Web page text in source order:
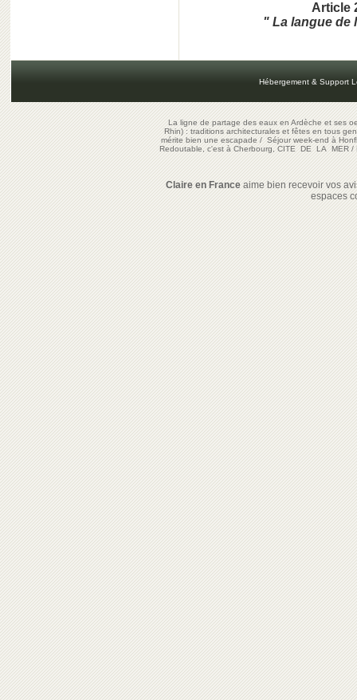
Article
" La langue de
Hébergement & Support
La ligne de partage des eaux en Ardèche et ses
Rhin) : traditions architecturales et fêtes en tous
mérite bien une escapade/Séjour week-end à
Redoutable, c'est à Cherbourg, CITE DE LA MER/
Claire en Franceaime bien recevoir vos
espaces